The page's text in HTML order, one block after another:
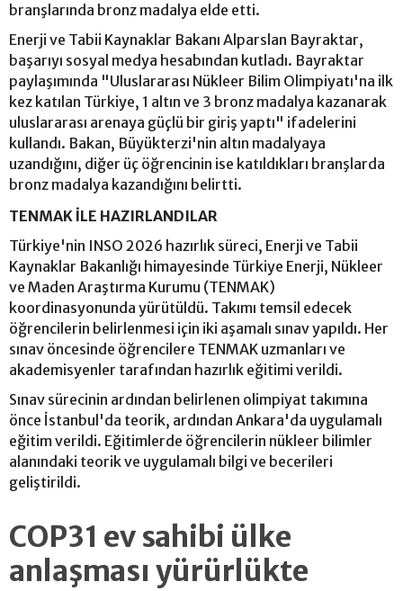
branşlarında bronz madalya elde etti.
Enerji ve Tabii Kaynaklar Bakanı Alparslan Bayraktar,
başarıyı sosyal medya hesabından kutladı. Bayraktar
paylaşımında "Uluslararası Nükleer Bilim Olimpiyatı'na ilk
kez katılan Türkiye, 1 altın ve 3 bronz madalya kazanarak
uluslararası arenaya güçlü bir giriş yaptı" ifadelerini
kullandı. Bakan, Büyükterzi'nin altın madalyaya
uzandığını, diğer üç öğrencinin ise katıldıkları branşlarda
bronz madalya kazandığını belirtti.
TENMAK İLE HAZIRLANDILAR
Türkiye'nin INSO 2026 hazırlık süreci, Enerji ve Tabii
Kaynaklar Bakanlığı himayesinde Türkiye Enerji, Nükleer
ve Maden Araştırma Kurumu (TENMAK)
koordinasyonunda yürütüldü. Takımı temsil edecek
öğrencilerin belirlenmesi için iki aşamalı sınav yapıldı. Her
sınav öncesinde öğrencilere TENMAK uzmanları ve
akademisyenler tarafından hazırlık eğitimi verildi.
Sınav sürecinin ardından belirlenen olimpiyat takımına
önce İstanbul'da teorik, ardından Ankara'da uygulamalı
eğitim verildi. Eğitimlerde öğrencilerin nükleer bilimler
alanındaki teorik ve uygulamalı bilgi ve becerileri
geliştirildi.
COP31 ev sahibi ülke
anlaşması yürürlükte